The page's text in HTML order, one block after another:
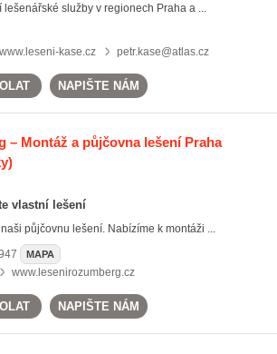
lešenářské služby v regionech Praha a ...
www.leseni-kase.cz petr.kase@atlas.cz
NAPIŠTE NÁM
– Montáž a půjčovna lešení Praha
vlastní lešení
půjčovnu lešení. Nabízíme k montáži ...
MAPA
www.lesenirozumberg.cz
NAPIŠTE NÁM